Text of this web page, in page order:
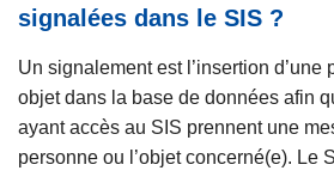
signalées dans le SIS ?
Un signalement est l’insertion d’une
objet dans la base de données afin
ayant accès au SIS prennent une
personne ou l’objet concerné(e). Le